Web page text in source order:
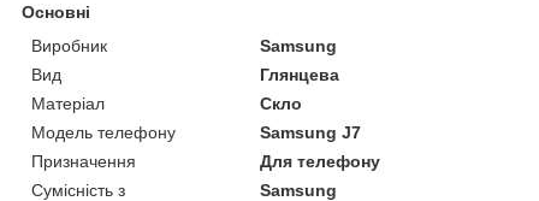
Основні
Виробник
Samsung
Вид
Глянцева
Матеріал
Скло
Модель телефону
Samsung J7
Призначення
Для телефону
Сумісність з
Samsung